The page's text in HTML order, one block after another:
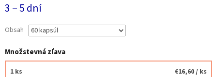
cena:
3 – 5 dní
Obsah
Množstevná zľava
1 ks €16,60/ ks